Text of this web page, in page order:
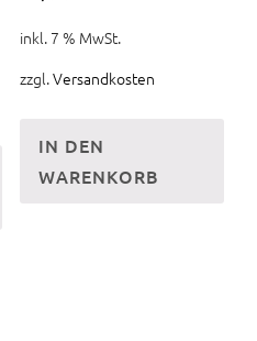
Dieses
Produkt
inkl. 7 % MwSt.
zzgl.Versandkosten
IN DEN
WARENKORB